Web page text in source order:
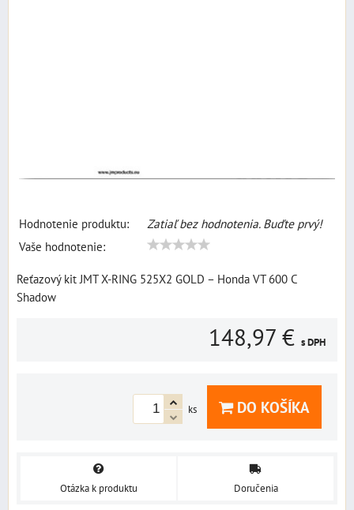
Hodnotenie produktu:
Zatiaľ bez hodnotenia. Buďte prvý!
Vaše hodnotenie:
Reťazový kit JMT X-RING 525X2 GOLD – Honda VT 600 C
Shadow
148,97 € s DPH
ks DO KOŠÍKA
Otázka k produktu Doručenia